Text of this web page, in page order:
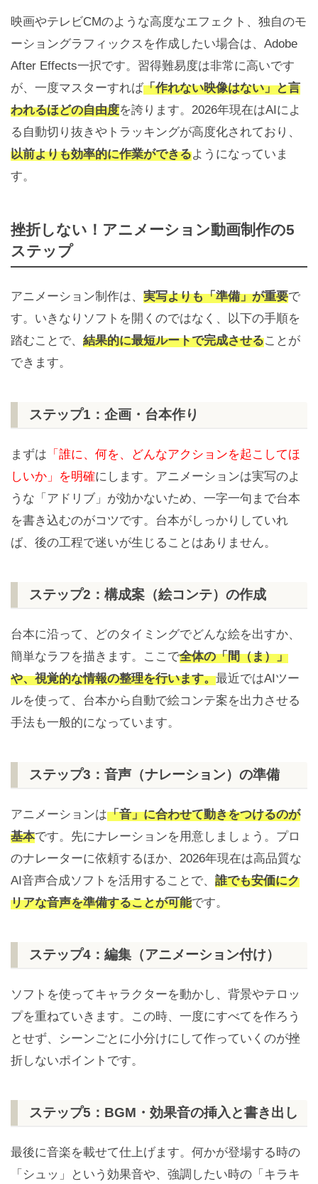
映画やテレビCMのような高度なエフェクト、独自のモ
ーショングラフィックスを作成したい場合は、Adobe
After Effects一択です。習得難易度は非常に高いです
が、一度マスターすれば「作れない映像はない」と言
われるほどの自由度を誇ります。2026年現在はAIによ
る自動切り抜きやトラッキングが高度化されており、
以前よりも効率的に作業ができるようになっていま
す。
挫折しない！アニメーション動画制作の5
ステップ
アニメーション制作は、 実写よりも「準備」が重要で
す。いきなりソフトを開くのではなく、以下の手順を
踏むことで、 結果的に最短ルートで完成させることが
できます。
ステップ1：企画・台本作り
まずは 「誰に、何を、どんなアクションを起こしてほ
しいか」を明確にします。アニメーションは実写のよ
うな「アドリブ」が効かないため、一字一句まで台本
を書き込むのがコツです。台本がしっかりしていれ
ば、後の工程で迷いが生じることはありません。
ステップ2：構成案（絵コンテ）の作成
台本に沿って、どのタイミングでどんな絵を出すか、
簡単なラフを描きます。ここで全体の「間（ま）」
や、視覚的な情報の整理を行います。最近ではAIツー
ルを使って、台本から自動で絵コンテ案を出力させる
手法も一般的になっています。
ステップ3：音声（ナレーション）の準備
アニメーションは「音」に合わせて動きをつけるのが
基本です。先にナレーションを用意しましょう。プロ
のナレーターに依頼するほか、2026年現在は高品質な
AI音声合成ソフトを活用することで、 誰でも安価にク
リアな音声を準備することが可能です。
ステップ4：編集（アニメーション付け）
ソフトを使ってキャラクターを動かし、背景やテロッ
プを重ねていきます。この時、一度にすべてを作ろう
とせず、シーンごとに小分けにして作っていくのが挫
折しないポイントです。
ステップ5：BGM・効果音の挿入と書き出し
最後に音楽を載せて仕上げます。何かが登場する時の
「シュッ」という効果音や、強調したい時の「キラキ